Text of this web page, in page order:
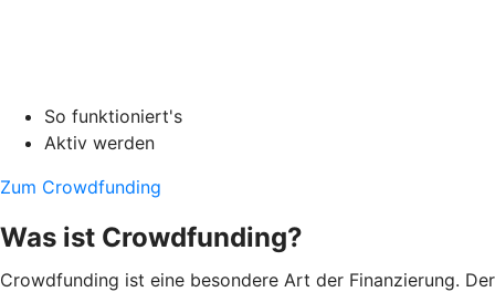
So funktioniert's
Aktiv werden
Zum Crowdfunding
Was ist Crowdfunding?
Crowdfunding ist eine besondere Art der Finanzierung. Der